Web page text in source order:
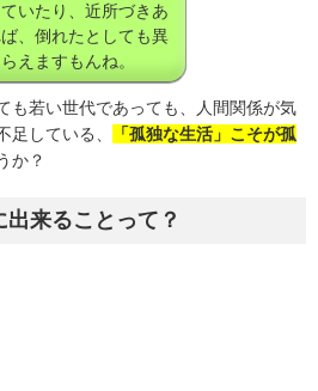
いたり、近所づきあ
、倒れたとしても異
えますもんね。
も若い世代であっても、人間関係が気
足している、
「孤独な生活」こそが孤
か？
来ることって？